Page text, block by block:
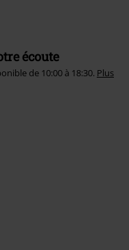
écoute
de 10:00 à 18:30. Plus